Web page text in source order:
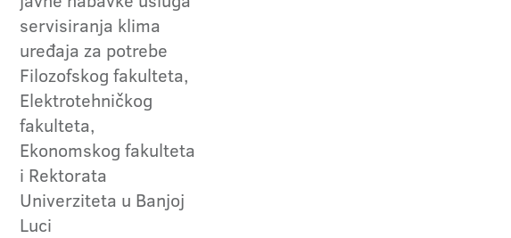
servisiranja klima
uređaja za potrebe
Filozofskog fakulteta,
Elektrotehničkog
fakulteta,
Ekonomskog fakulteta
i Rektorata
Univerziteta u Banjoj
Luci